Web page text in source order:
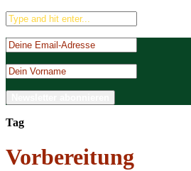
Tag
Vorbereitung